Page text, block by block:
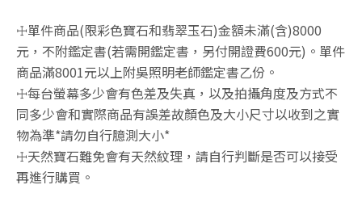
☩單件商品(限彩色寶石和翡翠玉石)金額未滿(含)8000
元，不附鑑定書(若需開鑑定書，另付開證費600元)。單件
商品滿8001元以上附吳照明老師鑑定書乙份。
☩每台螢幕多少會有色差及失真，以及拍攝角度及方式不
同多少會和實際商品有誤差故顏色及大小尺寸以收到之實
物為準*請勿自行臆測大小*
☩天然寶石難免會有天然紋理，請自行判斷是否可以接受
再進行購買。